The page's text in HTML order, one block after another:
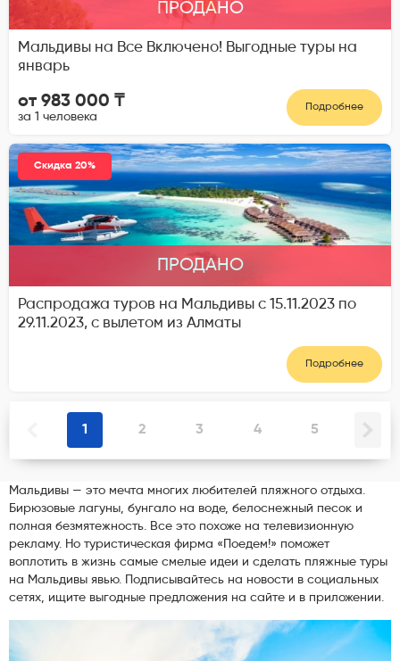
ПРОДАНО
Мальдивы на Все Включено! Выгодные туры на
январь
от 983 000 ₸
за 1 человека
Подробнее
Скидка 20%
ПРОДАНО
Распродажа туров на Мальдивы с 15.11.2023 по
29.11.2023, с вылетом из Алматы
Подробнее
1 2 3 4 5
Мальдивы — это мечта многих любителей пляжного отдыха.
Бирюзовые лагуны, бунгало на воде, белоснежный песок и
полная безмятежность. Все это похоже на телевизионную
рекламу. Но туристическая фирма «Поедем!» поможет
воплотить в жизнь самые смелые идеи и сделать пляжные туры
на Мальдивы явью. Подписывайтесь на новости в социальных
сетях, ищите выгодные предложения на сайте и в приложении.